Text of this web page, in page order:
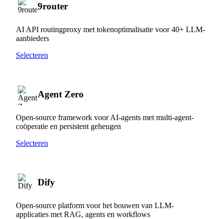
9router
AI API routingproxy met tokenoptimalisatie voor 40+ LLM-
aanbieders
Selecteren
Agent Zero
Open-source framework voor AI-agents met multi-agent-
coöperatie en persistent geheugen
Selecteren
Dify
Open-source platform voor het bouwen van LLM-
applicaties met RAG, agents en workflows